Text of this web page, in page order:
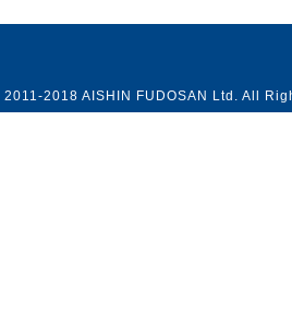
2018 AISHIN FUDOSAN Ltd. All